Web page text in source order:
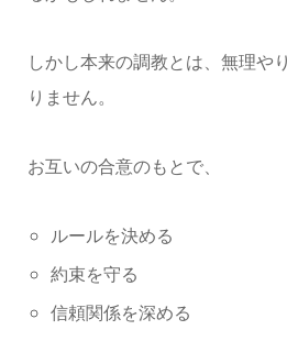
しかし本来の調教とは、無理や
りません。
お互いの合意のもとで、
ルールを決める
約束を守る
信頼関係を深める